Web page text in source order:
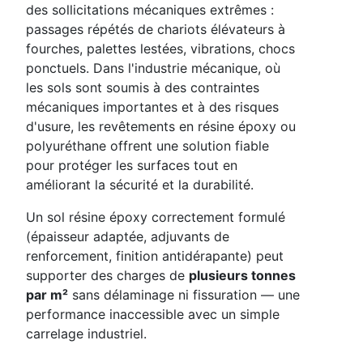
des sollicitations mécaniques extrêmes :
passages répétés de chariots élévateurs à
fourches, palettes lestées, vibrations, chocs
ponctuels. Dans l'industrie mécanique, où
les sols sont soumis à des contraintes
mécaniques importantes et à des risques
d'usure, les revêtements en résine époxy ou
polyuréthane offrent une solution fiable
pour protéger les surfaces tout en
améliorant la sécurité et la durabilité.
Un sol résine époxy correctement formulé
(épaisseur adaptée, adjuvants de
renforcement, finition antidérapante) peut
supporter des charges de plusieurs tonnes
par m² sans délaminage ni fissuration — une
performance inaccessible avec un simple
carrelage industriel.